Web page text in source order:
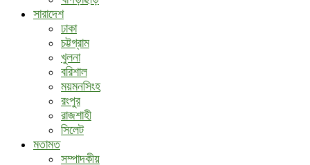
সারাদেশ
ঢাকা
চট্টগ্রাম
খুলনা
বরিশাল
ময়মনসিংহ
রংপুর
রাজশাহী
সিলেট
মতামত
সম্পাদকীয়